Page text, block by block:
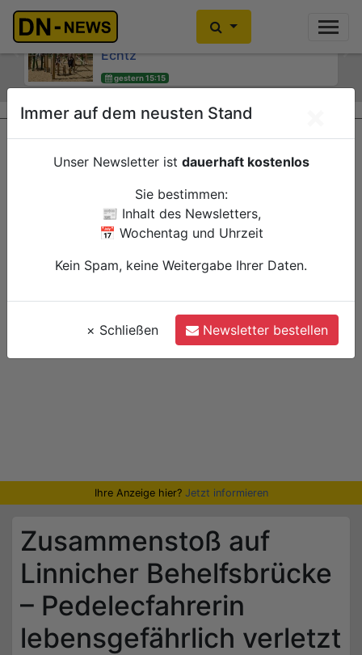
Kinder- und Jugendsprecherinnen
des Jugendheims engagieren sich für
Echtz
gestern 15:15
Kein Alkoholkonsum in der
Schwangerschaft: Interaktive
Wanderausstellung ZERO! im
Kreishaus
Düren
Verwaltung
Previous
Ihre Anzeige hier? Jetzt informieren
Zusammenstoß auf
Linnicher Behelfsbrücke
– Pedelecfahrerin
lebensgefährlich verletzt
Immer auf dem neusten Stand
Unser Newsletter ist dauerhaft kostenlos
Sie bestimmen:
📰 Inhalt des Newsletters,
📅 Wochentag und Uhrzeit
Kein Spam, keine Weitergabe Ihrer Daten.
× Schließen Newsletter bestellen